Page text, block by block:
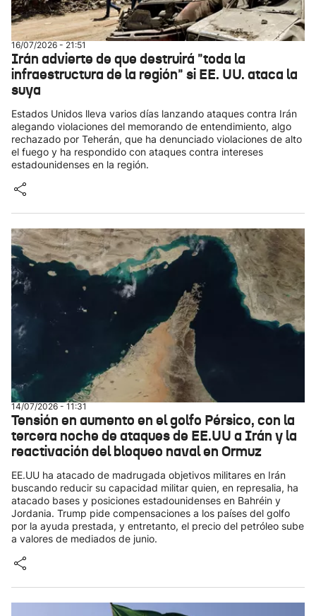
16/07/2026 - 21:51
Irán advierte de que destruirá "toda la
infraestructura de la región" si EE. UU. ataca la
suya
Estados Unidos lleva varios días lanzando ataques contra Irán
alegando violaciones del memorando de entendimiento, algo
rechazado por Teherán, que ha denunciado violaciones de alto
el fuego y ha respondido con ataques contra intereses
estadounidenses en la región.
14/07/2026 - 11:31
Tensión en aumento en el golfo Pérsico, con la
tercera noche de ataques de EE.UU a Irán y la
reactivación del bloqueo naval en Ormuz
EE.UU ha atacado de madrugada objetivos militares en Irán
buscando reducir su capacidad militar quien, en represalia, ha
atacado bases y posiciones estadounidenses en Bahréin y
Jordania. Trump pide compensaciones a los países del golfo
por la ayuda prestada, y entretanto, el precio del petróleo sube
a valores de mediados de junio.